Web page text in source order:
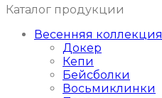
Каталог продукции
Весенняя коллекция
Докер
Кепи
Бейсболки
Восьмиклинки